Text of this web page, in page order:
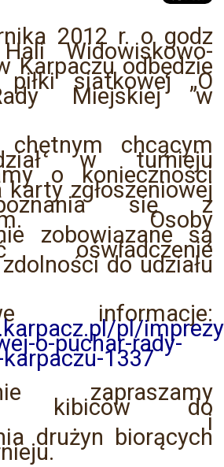
2012 r. o godz
Widowiskowo-
Karpaczu odbędzie
siatkowej „O
Miejskiej w
chętnym chcącym
w turnieju
o konieczności
karty zgłoszeniowej
się z
Osoby
zobowiązane są
oświadczenie
do udziału
informacje:
pl/
o-puchar-rady-
1337
zapraszamy
kibiców do
i
drużyn biorących